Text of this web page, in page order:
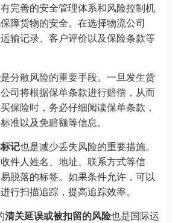
完善的安全管理体系和风险控制机
障货物的安全。在选择物流公司
输记录、客户评价以及保险条款等
是分散风险的重要手段。一旦发生货
司将根据保单条款进行赔偿，从而
保险时，务必仔细阅读保单条款，
准以及免赔额等信息。
记也是减少丢失风险的重要措施。
件人姓名、地址、联系方式等信
脱落的标签。如果条件允许，可以
行扫描追踪，提高追踪效率。
清关延误或被扣留的风险也是国际运